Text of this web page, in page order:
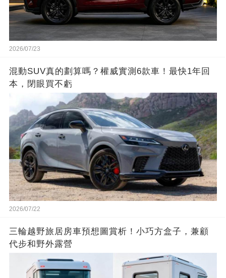
2026/07/23
混動SUV真的劃算嗎？權威實測6款車！最快1年回
本，閉眼買不虧
2026/07/22
三輪越野旅居房車預想圖賞析！小巧方盒子，兼顧
代步和野外露營